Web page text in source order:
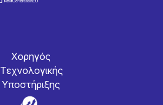
Χορηγός
Tεχνολογικής
Yποστήριξης